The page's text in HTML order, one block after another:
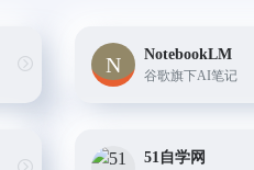
NotebookLM
谷歌旗下AI笔记
51自学网